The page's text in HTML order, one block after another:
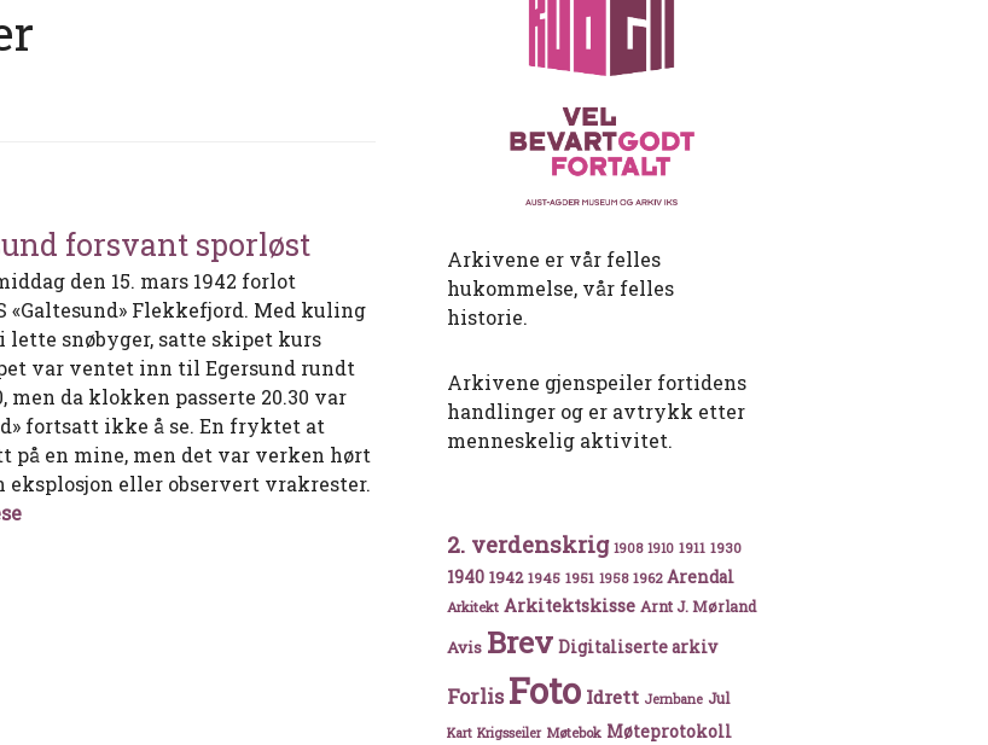
forsvant sporløst
den 15. mars 1942 forlot
«Galtesund» Flekkefjord. Med kuling
lette snøbyger, satte skipet kurs
var ventet inn til Egersund rundt
men da klokken passerte 20.30 var
fortsatt ikke å se. En fryktet at
på en mine, men det var verken hørt
eksplosjon eller observert vrakrester.
Da Galtesund forsvant sporløst
Arkivene er vår felles
hukommelse, vår felles
historie.
Arkivene gjenspeiler fortidens
handlinger og er avtrykk etter
menneskelig aktivitet.
2. verdenskrig 1908 1910 1911 1930
1940 1942 1945 1951 1958 1962 Arendal
Arkitekt Arkitektskisse Arnt J. Mørland
Avis Brev Digitaliserte arkiv
Forlis Foto Idrett Jernbane Jul
Kart Krigsseiler Møtebok Møteprotokoll